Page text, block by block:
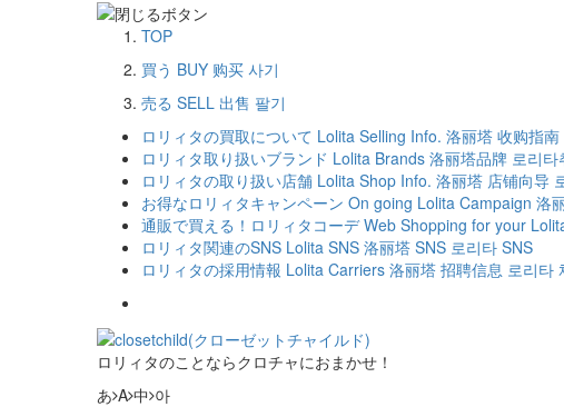
TOP
買う BUY 购买 사기
売る SELL 出售 팔기
ロリィタの買取について Lolita Selling Info. 洛丽塔 收购指南
ロリィタ取り扱いブランド Lolita Brands 洛丽塔品牌 로리타
ロリィタの取り扱い店舗 Lolita Shop Info. 洛丽塔 店铺向导
お得なロリィタキャンペーン On going Lolita Campaign 洛
通販で買える！ロリィタコーデ Web Shopping for your
ロリィタ関連のSNS Lolita SNS 洛丽塔 SNS 로리타 SNS
ロリィタの採用情報 Lolita Carriers 洛丽塔 招聘信息 로리타
ロリィタのことならクロチャにおまかせ！
あ A 中 아